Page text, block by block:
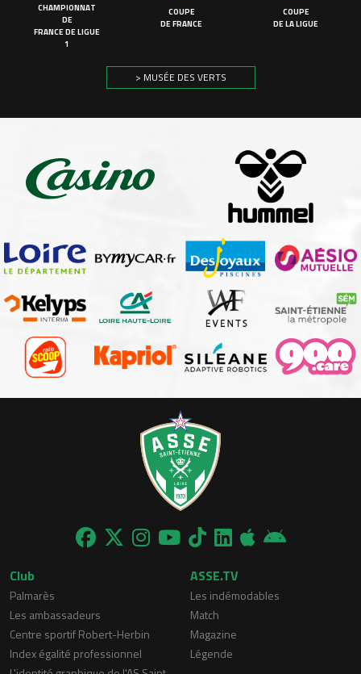
CHAMPIONNAT
DE
FRANCE DE LIGUE
1
COUPE
DE FRANCE
COUPE
DE LA LIGUE
> MUSÉE DES VERTS
Club
Palmarès
Les ambassadeurs
Centre sportif Robert-Herbin
Index égalité professionnel
ASSE.TV
Les indémodables
Match
Magazine
Légende